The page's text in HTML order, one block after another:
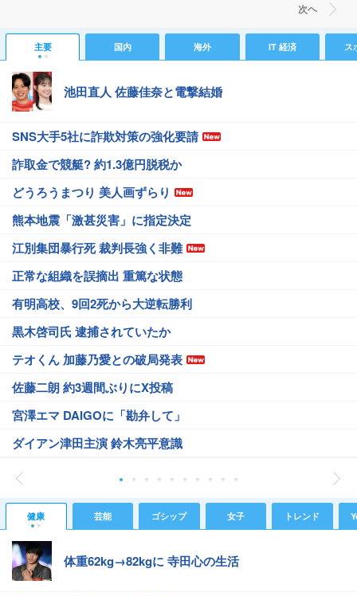
次ヘ
主要 国内 海外 IT 経済 ス
池田直人 佐藤佳奈と電撃結婚
SNS大手5社に詐欺対策の強化要請
詐取金で競艇? 約1.3億円脱税か
どうろうまつり 美人画ずらり
熊本地震「激甚災害」に指定決定
江別集団暴行死 裁判長強く非難
正常な組織を誤摘出 重篤な状態
有明高校、9回2死から大逆転勝利
黒木啓司氏 逮捕されていたか
テオくん 加藤乃愛との破局発表
佐藤二朗 約3週間ぶりにX投稿
宮澤エマ DAIGOに「勘弁して」
ダイアン津田主演 鈴木亮平意識
健康 芸能 ゴシップ 女子 トレンド
体重62kg→82kgに 寺田心の生活